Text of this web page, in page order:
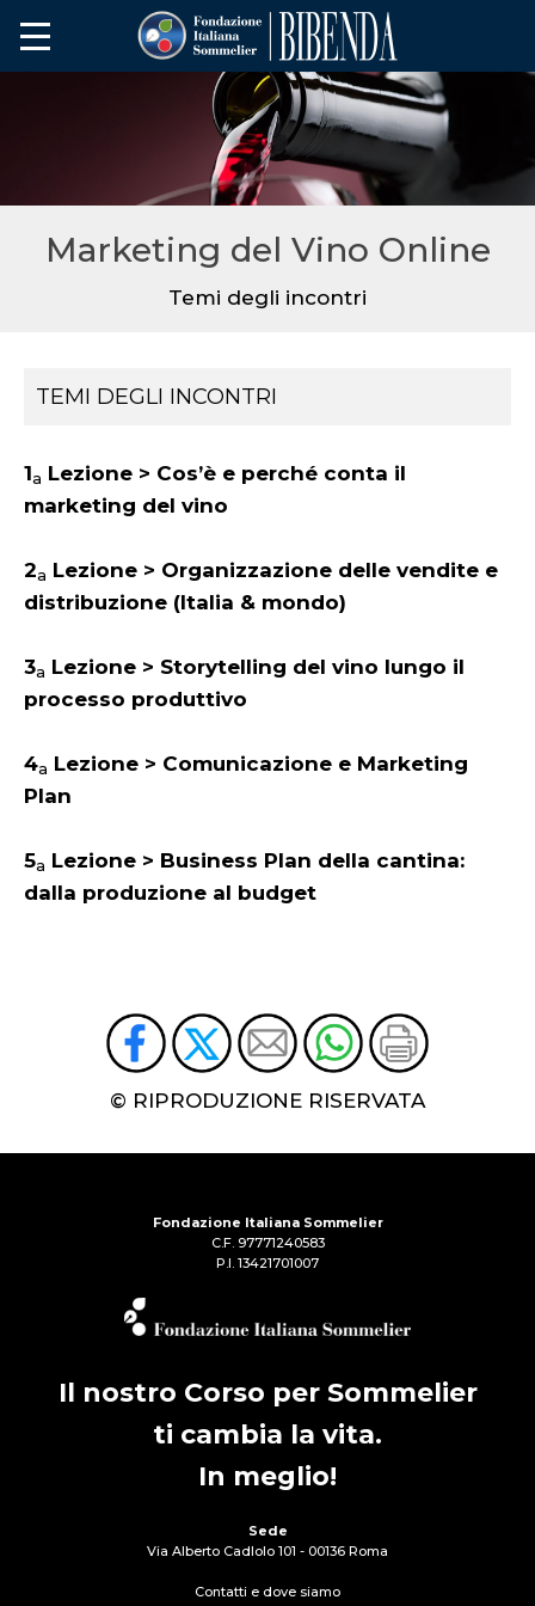
Marketing del Vino Online
Temi degli incontri
TEMI DEGLI INCONTRI
1a Lezione > Cos’è e perché conta il
marketing del vino
2a Lezione > Organizzazione delle vendite e
distribuzione (Italia & mondo)
3a Lezione > Storytelling del vino lungo il
processo produttivo
4a Lezione > Comunicazione e Marketing
Plan
5a Lezione > Business Plan della cantina:
dalla produzione al budget
© RIPRODUZIONE RISERVATA
Fondazione Italiana Sommelier
C.F. 97771240583
P.I. 13421701007
Il nostro Corso per Sommelier
ti cambia la vita.
In meglio!
Sede
Via Alberto Cadlolo 101 - 00136 Roma
Contatti e dove siamo